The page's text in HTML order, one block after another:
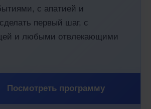
с апатией и
первый шаг, с
и любыми отвлекающими
Посмотреть программу